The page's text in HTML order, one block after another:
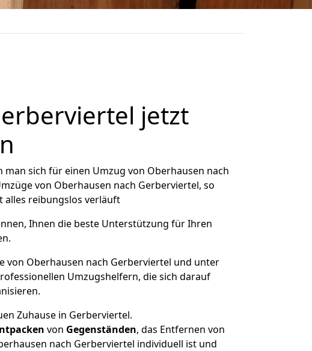
jetzt
man sich für einen Umzug von Oberhausen nach
von Oberhausen nach Gerberviertel, so
alles reibungslos verläuft
Ihnen die beste Unterstützung für Ihren
von Oberhausen nach Gerberviertel und unter
Umzugshelfern, die sich darauf
Zuhause in Gerberviertel.
von Gegenständen, das Entfernen von
nach Gerberviertel individuell ist und